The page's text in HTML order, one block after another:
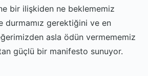
bir ilişkiden ne beklememiz
durmamız gerektiğini ve en
asla ödün vermememiz
güçlü bir manifesto sunuyor.